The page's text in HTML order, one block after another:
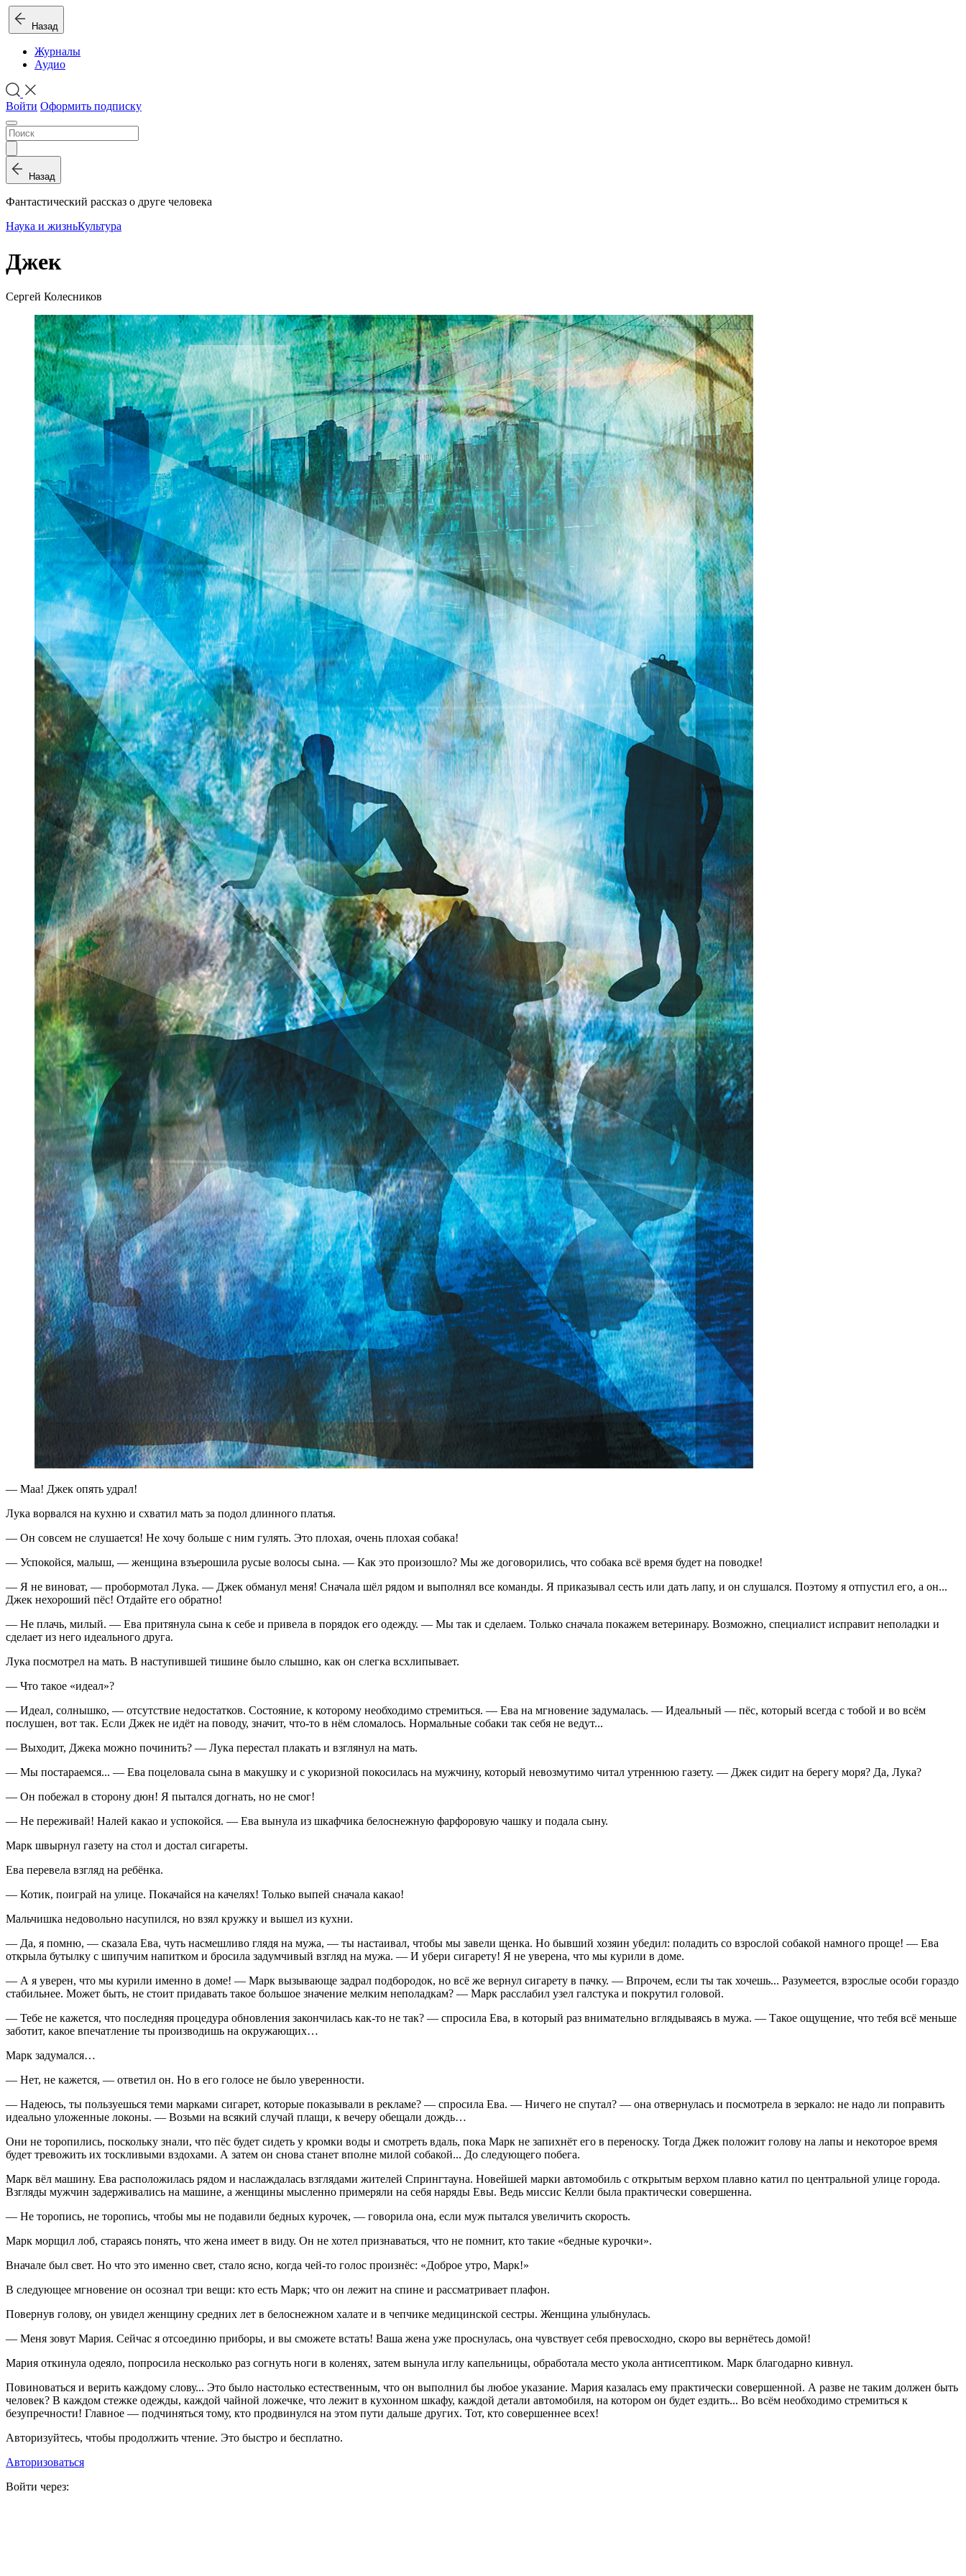
Назад
Журналы
Аудио
Войти Оформить подписку
Назад
Фантастический рассказ о друге человека
Наука и жизньКультура
Джек
Сергей Колесников
— Маа! Джек опять удрал!
Лука ворвался на кухню и схватил мать за подол длинного платья.
— Он совсем не слушается! Не хочу больше с ним гулять. Это плохая, очень плохая собака!
— Успокойся, малыш, — женщина взъерошила русые волосы сына. — Как это произошло? Мы же договорились, что собака всё время будет на поводке!
— Я не виноват, — пробормотал Лука. — Джек обманул меня! Сначала шёл рядом и выполнял все команды. Я приказывал сесть или дать лапу, и он слушался. Поэтому я отпустил его, а он...
Джек нехороший пёс! Отдайте его обратно!
— Не плачь, милый. — Ева притянула сына к себе и привела в порядок его одежду. — Мы так и сделаем. Только сначала покажем ветеринару. Возможно, специалист исправит неполадки и
сделает из него идеального друга.
Лука посмотрел на мать. В наступившей тишине было слышно, как он слегка всхлипывает.
— Что такое «идеал»?
— Идеал, солнышко, — отсутствие недостатков. Состояние, к которому необходимо стремиться. — Ева на мгновение задумалась. — Идеальный — пёс, который всегда с тобой и во всём
послушен, вот так. Если Джек не идёт на поводу, значит, что-то в нём сломалось. Нормальные собаки так себя не ведут...
— Выходит, Джека можно починить? — Лука перестал плакать и взглянул на мать.
— Мы постараемся... — Ева поцеловала сына в макушку и с укоризной покосилась на мужчину, который невозмутимо читал утреннюю газету. — Джек сидит на берегу моря? Да, Лука?
— Он побежал в сторону дюн! Я пытался догнать, но не смог!
— Не переживай! Налей какао и успокойся. — Ева вынула из шкафчика белоснежную фарфоровую чашку и подала сыну.
Марк швырнул газету на стол и достал сигареты.
Ева перевела взгляд на ребёнка.
— Котик, поиграй на улице. Покачайся на качелях! Только выпей сначала какао!
Мальчишка недовольно насупился, но взял кружку и вышел из кухни.
— Да, я помню, — сказала Ева, чуть насмешливо глядя на мужа, — ты настаивал, чтобы мы завели щенка. Но бывший хозяин убедил: поладить со взрослой собакой намного проще! — Ева
открыла бутылку с шипучим напитком и бросила задумчивый взгляд на мужа. — И убери сигарету! Я не уверена, что мы курили в доме.
— А я уверен, что мы курили именно в доме! — Марк вызывающе задрал подбородок, но всё же вернул сигарету в пачку. — Впрочем, если ты так хочешь... Разумеется, взрослые особи гораздо
стабильнее. Может быть, не стоит придавать такое большое значение мелким неполадкам? — Марк расслабил узел галстука и покрутил головой.
— Тебе не кажется, что последняя процедура обновления закончилась как-то не так? — спросила Ева, в который раз внимательно вглядываясь в мужа. — Такое ощущение, что тебя всё меньше
заботит, какое впечатление ты производишь на окружающих…
Марк задумался…
— Нет, не кажется, — ответил он. Но в его голосе не было уверенности.
— Надеюсь, ты пользуешься теми марками сигарет, которые показывали в рекламе? — спросила Ева. — Ничего не спутал? — она отвернулась и посмотрела в зеркало: не надо ли поправить
идеально уложенные локоны. — Возьми на всякий случай плащи, к вечеру обещали дождь…
Они не торопились, поскольку знали, что пёс будет сидеть у кромки воды и смотреть вдаль, пока Марк не запихнёт его в переноску. Тогда Джек положит голову на лапы и некоторое время
будет тревожить их тоскливыми вздохами. А затем он снова станет вполне милой собакой... До следующего побега.
Марк вёл машину. Ева расположилась рядом и наслаждалась взглядами жителей Спрингтауна. Новейшей марки автомобиль с открытым верхом плавно катил по центральной улице города.
Взгляды мужчин задерживались на машине, а женщины мысленно примеряли на себя наряды Евы. Ведь миссис Келли была практически совершенна.
— Не торопись, не торопись, чтобы мы не подавили бедных курочек, — говорила она, если муж пытался увеличить скорость.
Марк морщил лоб, стараясь понять, что жена имеет в виду. Он не хотел признаваться, что не помнит, кто такие «бедные курочки».
Вначале был свет. Но что это именно свет, стало ясно, когда чей-то голос произнёс: «Доброе утро, Марк!»
В следующее мгновение он осознал три вещи: кто есть Марк; что он лежит на спине и рассматривает плафон.
Повернув голову, он увидел женщину средних лет в белоснежном халате и в чепчике медицинской сестры. Женщина улыбнулась.
— Меня зовут Мария. Сейчас я отсоединю приборы, и вы сможете встать! Ваша жена уже проснулась, она чувствует себя превосходно, скоро вы вернётесь домой!
Мария откинула одеяло, попросила несколько раз согнуть ноги в коленях, затем вынула иглу капельницы, обработала место укола антисептиком. Марк благодарно кивнул.
Повиноваться и верить каждому слову... Это было настолько естественным, что он выполнил бы любое указание. Мария казалась ему практически совершенной. А разве не таким должен быть
человек? В каждом стежке одежды, каждой чайной ложечке, что лежит в кухонном шкафу, каждой детали автомобиля, на котором он будет ездить... Во всём необходимо стремиться к
безупречности! Главное — подчиняться тому, кто продвинулся на этом пути дальше других. Тот, кто совершеннее всех!
Авторизуйтесь, чтобы продолжить чтение. Это быстро и бесплатно.
Авторизоваться
Войти через: